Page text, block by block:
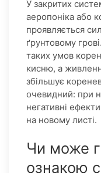
У закритих
аеропоніка або
проявляється
ґрунтовому
таких умов
кисню, а
збільшує
очевидний: при
негативні
на новому листі.
Чи може
ознакою